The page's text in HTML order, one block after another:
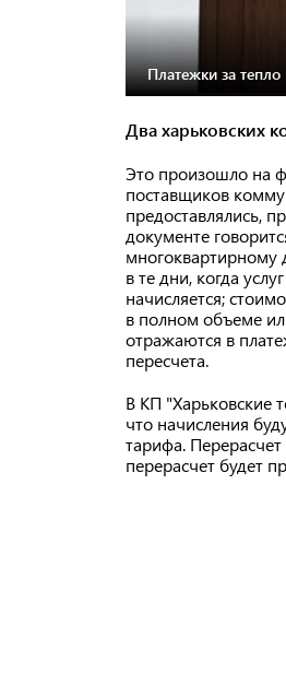
Платежки за
Два харьковских
Это произошло на
поставщиков
предоставлялись,
документе
многоквартирному
в те дни, когда
начисляется;
в полном объеме
отражаются в
пересчета.
В КП "Харьковские
что начисления
тарифа.
перерасчет будет